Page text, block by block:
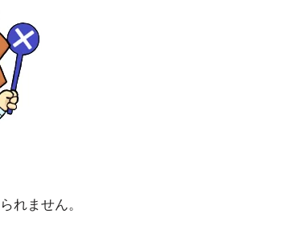
れません。